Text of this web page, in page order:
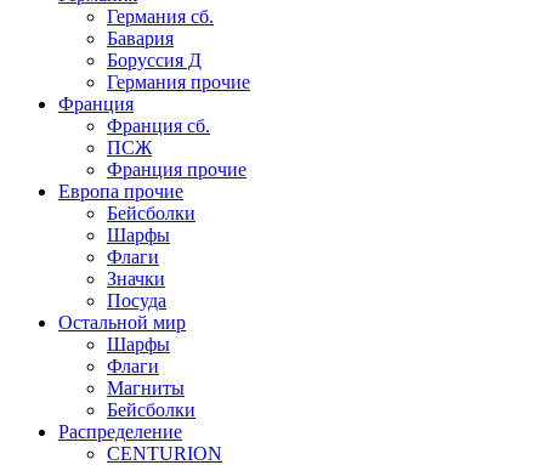
Германия сб.
Бавария
Боруссия Д
Германия прочие
Франция
Франция сб.
ПСЖ
Франция прочие
Европа прочие
Бейсболки
Шарфы
Флаги
Значки
Посуда
Остальной мир
Шарфы
Флаги
Магниты
Бейсболки
Распределение
CENTURION